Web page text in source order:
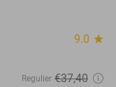
9.0 star
Regulier €37,40